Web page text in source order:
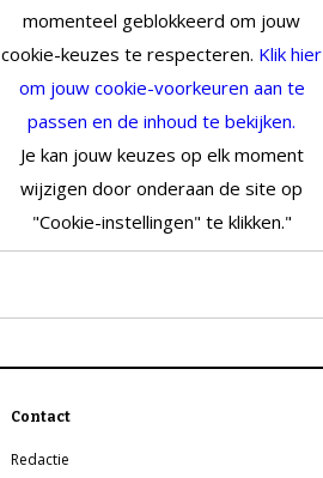
momenteel geblokkeerd om jouw
cookie-keuzes te respecteren. Klik hier
om jouw cookie-voorkeuren aan te
passen en de inhoud te bekijken.
Je kan jouw keuzes op elk moment
wijzigen door onderaan de site op
"Cookie-instellingen" te klikken."
Contact
Redactie